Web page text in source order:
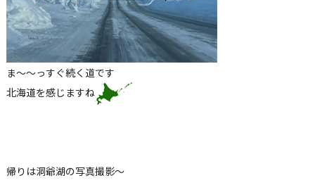
ま～～っすぐ続く道です
北海道を感じますね
帰りは洞爺湖の写真撮影～